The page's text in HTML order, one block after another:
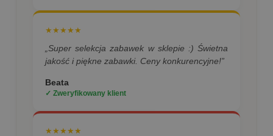
★★★★★
„Super selekcja zabawek w sklepie :) Świetna
jakość i piękne zabawki. Ceny konkurencyjne!”
Beata
✓ Zweryfikowany klient
★★★★★